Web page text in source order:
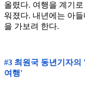
올렸다. 여행을 계기
워졌다. 내년에는 아
을 가보려 한다.
#3 최원국 동년기자
여행'